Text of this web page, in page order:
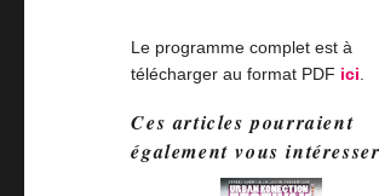
Le programme complet est à
télécharger au format PDF ici
Ces articles pourraient
également vous